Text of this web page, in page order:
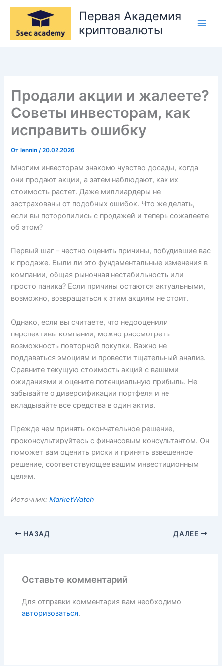
Перейти
содержимому
Первая Академия
криптовалюты
Продали акции и жалеете?
Советы инвесторам, как
исправить ошибку
От lennin/20.02.2026
Многим инвесторам знакомо чувство досады, когда
они продают акции, а затем наблюдают, как их
стоимость растет. Даже миллиардеры не
застрахованы от подобных ошибок. Что же делать,
если вы поторопились с продажей и теперь сожалеете
об этом?
Первый шаг – честно оценить причины, побудившие вас
к продаже. Были ли это фундаментальные изменения в
компании, общая рыночная нестабильность или
просто паника? Если причины остаются актуальными,
возможно, возвращаться к этим акциям не стоит.
Однако, если вы считаете, что недооценили
перспективы компании, можно рассмотреть
возможность повторной покупки. Важно не
поддаваться эмоциям и провести тщательный анализ.
Сравните текущую стоимость акций с вашими
ожиданиями и оцените потенциальную прибыль. Не
забывайте о диверсификации портфеля и не
вкладывайте все средства в один актив.
Прежде чем принять окончательное решение,
проконсультируйтесь с финансовым консультантом. Он
поможет вам оценить риски и принять взвешенное
решение, соответствующее вашим инвестиционным
целям.
Источник:MarketWatch
НАЗАД ДАЛЕЕ
Оставьте комментарий
Для отправки комментария вам необходимо
авторизоваться.